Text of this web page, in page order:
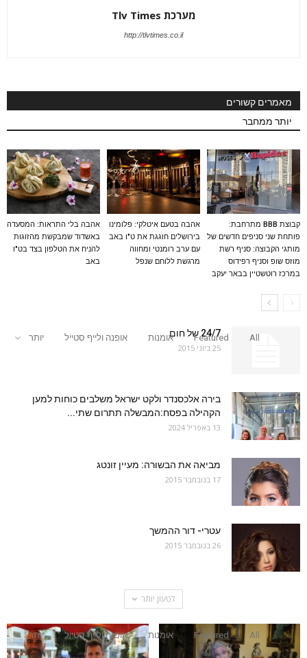
מערכת Tlv Times
http://tlvtimes.co.il
מאמרים קשורים
יותר ממחבר
קבוצת BBB מתרחבת:
פותחת שני סניפים חדשים של
מותגי הקבוצה: סניף רשת
מוזס שופ וסניף רפידוס
במרכז רוטשטיין בבאר יעקב
אהבה בטעם איטלקי: פלומינו
בירושלים חוגגת את ט"ו באב
עם ערב רומנטי ומחווה
מרגשת ללוחם שנפל
אהבה בלי התראות: המסעדה
באשדוד שמבקשת מהזוגות
להניח את הטלפון בצד בט"ו
באב
All
Featured אומנות אופנה ולייף סטייל יותר 24/7 של חום
25 ביוני 2015
בירה אלכסנדר ולקט ישראל משלבים כוחות למען
הקהילה בפסח:המבשלה תתרום שתי...
13 באפריל 2024
מביאה את הבשורה: מעיין זונטג
17 בנובמבר 2015
עטרי- דור ההמשך
26 בנובמבר 2015
לטעון יותר
All
Featured אומנות אופנה ולייף סטייל יותר